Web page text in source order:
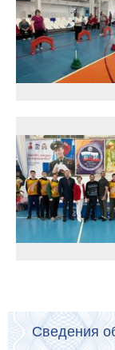
Сведения